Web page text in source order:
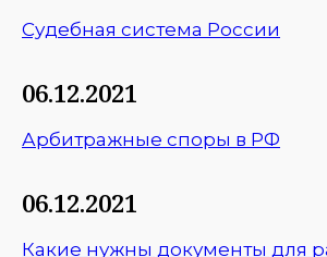
Судебная система России
06.12.2021
Арбитражные споры в РФ
06.12.2021
Какие нужны документы для